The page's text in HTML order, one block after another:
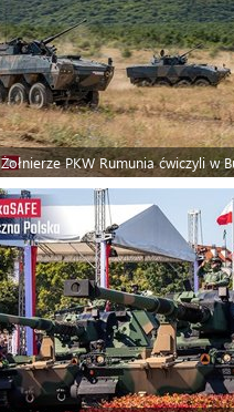
Żołnierze PKW Rumunia ćwiczyli w